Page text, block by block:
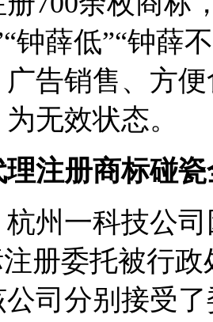
钟薛低”“钟薛
告销售、方
无效状态。
册商标碰瓷
一科技公司
册委托被行
司分别接受